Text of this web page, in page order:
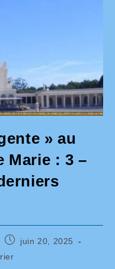
» au
Marie : 3 –
Publication
juin 20, 2025